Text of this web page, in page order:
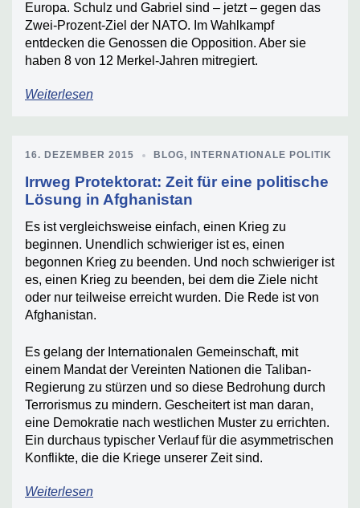
Europa. Schulz und Gabriel sind – jetzt – gegen das
Zwei-Prozent-Ziel der NATO. Im Wahlkampf
entdecken die Genossen die Opposition. Aber sie
haben 8 von 12 Merkel-Jahren mitregiert.
Weiterlesen
16. DEZEMBER 2015 BLOG, INTERNATIONALE POLITIK
Irrweg Protektorat: Zeit für eine politische
Lösung in Afghanistan
Es ist vergleichsweise einfach, einen Krieg zu
beginnen. Unendlich schwieriger ist es, einen
begonnen Krieg zu beenden. Und noch schwieriger ist
es, einen Krieg zu beenden, bei dem die Ziele nicht
oder nur teilweise erreicht wurden. Die Rede ist von
Afghanistan.
Es gelang der Internationalen Gemeinschaft, mit
einem Mandat der Vereinten Nationen die Taliban-
Regierung zu stürzen und so diese Bedrohung durch
Terrorismus zu mindern. Gescheitert ist man daran,
eine Demokratie nach westlichen Muster zu errichten.
Ein durchaus typischer Verlauf für die asymmetrischen
Konflikte, die die Kriege unserer Zeit sind.
Weiterlesen